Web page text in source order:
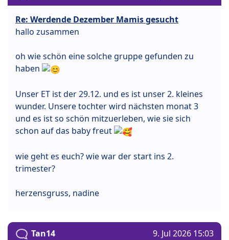
Re: Werdende Dezember Mamis gesucht
hallo zusammen
oh wie schön eine solche gruppe gefunden zu
haben
Unser ET ist der 29.12. und es ist unser 2. kleines
wunder. Unsere tochter wird nächsten monat 3
und es ist so schön mitzuerleben, wie sie sich
schon auf das baby freut
wie geht es euch? wie war der start ins 2.
trimester?
herzensgruss, nadine
Tan14 9. Jul 2026 15:03